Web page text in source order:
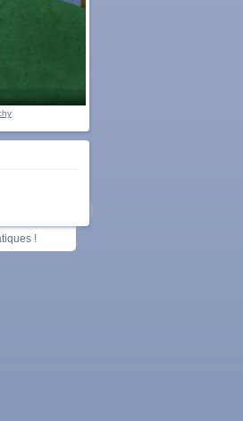
!